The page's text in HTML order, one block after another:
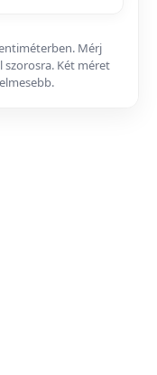
Mérj
szorosra. Két méret